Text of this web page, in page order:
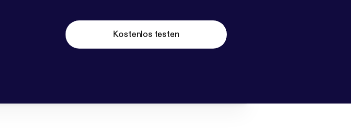
Kostenlos testen